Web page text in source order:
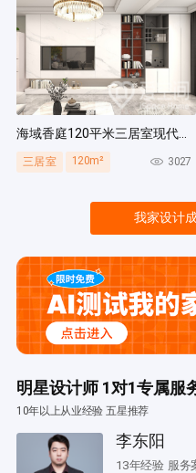
海域香庭120平米三居室现代简约风装修案例
三居室 120m² 3027
我家设计
明星设计师 1对1专属服
10年以上从业经验 五星推荐
李东阳
13年经验 服务